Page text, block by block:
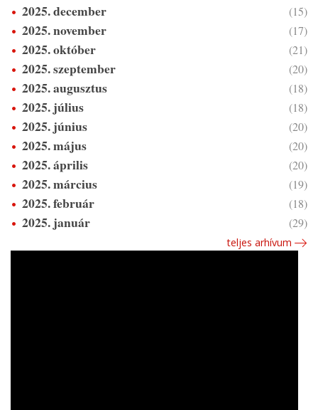
2025. december (15)
2025. november (17)
2025. október (21)
2025. szeptember (20)
2025. augusztus (18)
2025. július (18)
2025. június (20)
2025. május (20)
2025. április (20)
2025. március (19)
2025. február (18)
2025. január (29)
teljes arhívum